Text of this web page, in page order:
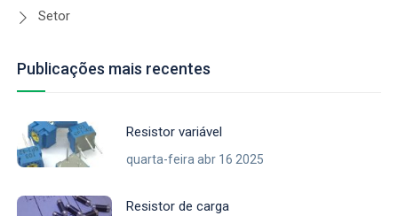
Setor
Publicações mais recentes
Resistor variável
quarta-feira abr 16 2025
Resistor de carga